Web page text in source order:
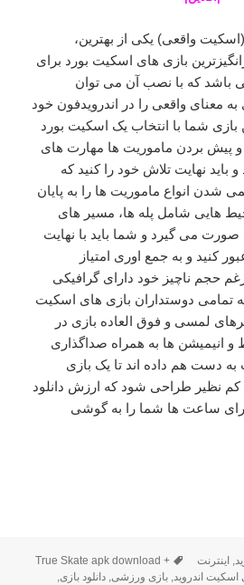
واقعی) یکی از بهترین،
بازی های اسکیت بورد برای
باشد که با نصب آن می توان
معنای واقعی را در اندرویدفون خود
بازی شما با انتخاب یک اسکیت بورد
پیش بردن ماموریت ها مهارت های
باید نهایت تلاش خود را کنید که
شدن انواع ماموریت ها را به پایان
هایی شامل پله ها، مسیر های
صورت می گیرد و شما باید با نهایت
کنید و به جمع اوری امتیاز
حجم ناچیز خود دارای گرافیکی
تمامی دوستداران بازی های اسکیت
لمسی و فوق العاده بازی در
انیمیشن ها به همراه صداگذاری
دست هم داده اند تا یک بازی
نظیر طراحی شود که ارزش دانلود
برای ساعت ها شما را به گوشی
, اینترنت برچسب‌ها
True Skate apk download +
اسکیت اندروید,بازی ورزشی,دانلود بازی,